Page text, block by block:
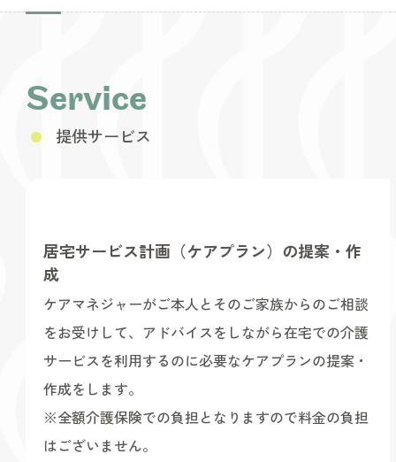
Service
提供サービス
居宅サービス計画（ケアプラン）の提案・作
成
ケアマネジャーがご本人とそのご家族からのご相談
をお受けして、アドバイスをしながら在宅での介護
サービスを利用するのに必要なケアプランの提案・
作成をします。
※全額介護保険での負担となりますので料金の負担
はございません。